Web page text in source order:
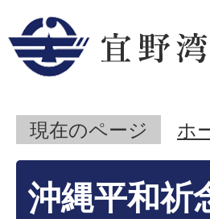
現在のページ ホ
沖縄平和祈